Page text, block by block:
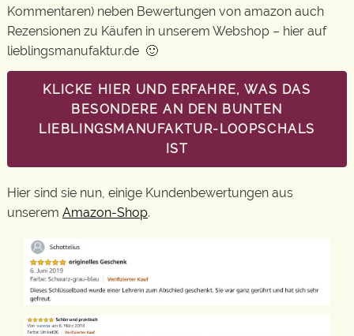
Kommentaren) neben Bewertungen von amazon auch
Rezensionen zu Käufen in unserem Webshop – hier auf
lieblingsmanufaktur.de 🙂
KLICKE HIER UND ERFAHRE, WAS DAS
BESONDERE AN DEN BUNTEN
LIEBLINGSMANUFAKTUR-LOOPSCHALS
IST
Hier sind sie nun, einige Kundenbewertungen aus
unserem Amazon-Shop.